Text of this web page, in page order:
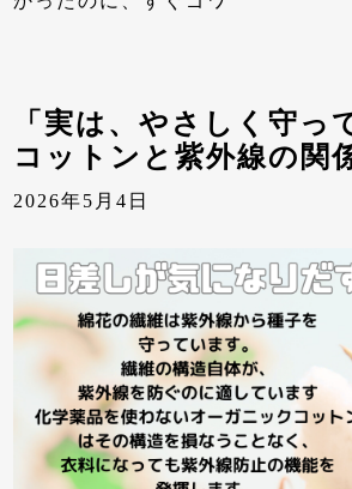
「実は、やさしく守っ
コットンと紫外線の関
2026年5月4日